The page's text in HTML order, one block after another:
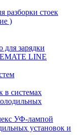
разборки стоек
)
для зарядки
LINE
в системах
УФ-лампой
установок и